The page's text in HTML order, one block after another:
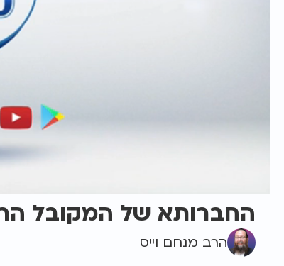
החברותא של המקובל
הרב מנחם וייס